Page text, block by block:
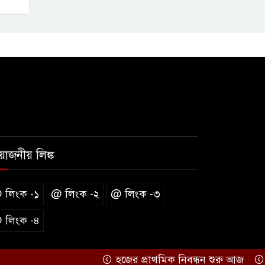
লিঙ্ক
লিংক -১ @ লিংক -২ @ লিংক -৩
লিংক -৪
হজের প্রাথমিক নিবন্ধন শুরু আজ